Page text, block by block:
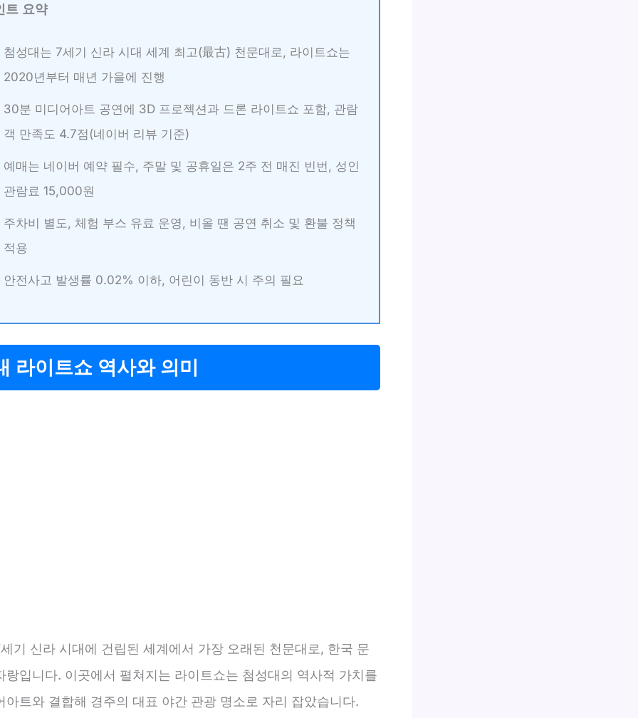
트 요약
첨성대는 7세기 신라 시대 세계 최고(最古) 천문대로, 라이트쇼는
2020년부터 매년 가을에 진행
30분 미디어아트 공연에 3D 프로젝션과 드론 라이트쇼 포함, 관람
객 만족도 4.7점(네이버 리뷰 기준)
예매는 네이버 예약 필수, 주말 및 공휴일은 2주 전 매진 빈번, 성인
관람료 15,000원
주차비 별도, 체험 부스 유료 운영, 비올 땐 공연 취소 및 환불 정책
적용
안전사고 발생률 0.02% 이하, 어린이 동반 시 주의 필요
라이트쇼 역사와 의미
기 신라 시대에 건립된 세계에서 가장 오래된 천문대로, 한국 문
랑입니다. 이곳에서 펼쳐지는 라이트쇼는 첨성대의 역사적 가치를
아트와 결합해 경주의 대표 야간 관광 명소로 자리 잡았습니다.